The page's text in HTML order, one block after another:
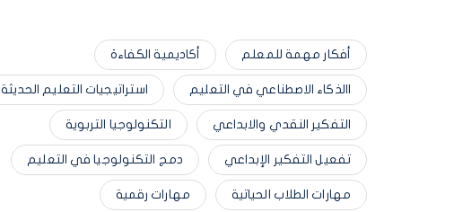
أفكار مهمة للمعلم أكاديمية الكفاءة
االذكاء الاصطناعي في التعليم استراتيجيات التعليم الحديثة
التفكير النقدي والابداعي التكنولوجيا التربوية
تفعيل التفكير الإبداعي دمج التكنولوجيا في التعليم
مهارات الطلاب الحياتية مهارات رقمية